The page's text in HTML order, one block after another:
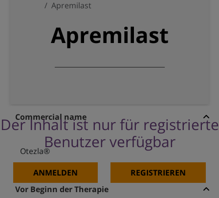
Apremilast
Apremilast
Der Inhalt ist nur für registrierte
Benutzer verfügbar
ANMELDEN REGISTRIEREN
Commercial name
Otezla®
Vor Beginn der Therapie